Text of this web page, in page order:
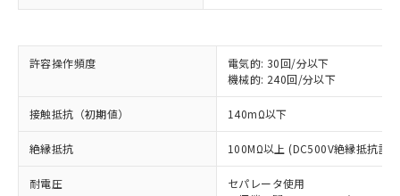
許容操作頻度
電気的: 30回/分以下
機械的: 240回/分以下
接触抵抗（初期値） 140mΩ以下
絶縁抵抗 100MΩ以上 (DC500V絶縁抵抗計
耐電圧
セパレータ使用
ご利用条件
対応済み：EU RoHS指令（10物質）の
非含有に対応した製品が提供可能な商品で
す。
対応予定：EU RoHS指令（10物質）の非含
有に対応した製品に切り替える予定のある
対応予定なし：EU RoHS指令（10物質）の